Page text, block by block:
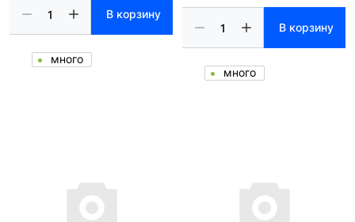
В корзину
много
В корзину
много